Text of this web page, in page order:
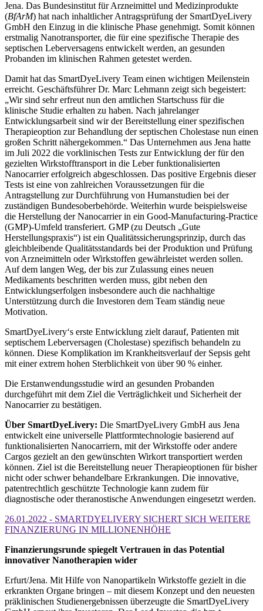
Jena. Das Bundesinstitut für Arzneimittel und Medizinprodukte
(BfArM) hat nach inhaltlicher Antragsprüfung der SmartDyeLivery
GmbH den Einzug in die klinische Phase genehmigt. Somit können
erstmalig Nanotransporter, die für eine spezifische Therapie des
septischen Leberversagens entwickelt werden, an gesunden
Probanden im klinischen Rahmen getestet werden.
Damit hat das SmartDyeLivery Team einen wichtigen Meilenstein
erreicht. Geschäftsführer Dr. Marc Lehmann zeigt sich begeistert:
„Wir sind sehr erfreut nun den amtlichen Startschuss für die
klinische Studie erhalten zu haben. Nach jahrelanger
Entwicklungsarbeit sind wir der Bereitstellung einer spezifischen
Therapieoption zur Behandlung der septischen Cholestase nun einen
großen Schritt nähergekommen.“ Das Unternehmen aus Jena hatte
im Juli 2022 die vorklinischen Tests zur Entwicklung der für den
gezielten Wirkstofftransport in die Leber funktionalisierten
Nanocarrier erfolgreich abgeschlossen. Das positive Ergebnis dieser
Tests ist eine von zahlreichen Voraussetzungen für die
Antragstellung zur Durchführung von Humanstudien bei der
zuständigen Bundesoberbehörde. Weiterhin wurde beispielsweise
die Herstellung der Nanocarrier in ein Good-Manufacturing-Practice
(GMP)-Umfeld transferiert. GMP (zu Deutsch „Gute
Herstellungspraxis“) ist ein Qualitätssicherungsprinzip, durch das
gleichbleibende Qualitätsstandards bei der Produktion und Prüfung
von Arzneimitteln oder Wirkstoffen gewährleistet werden sollen.
Auf dem langen Weg, der bis zur Zulassung eines neuen
Medikaments beschritten werden muss, gibt neben den
Entwicklungserfolgen insbesondere auch die nachhaltige
Unterstützung durch die Investoren dem Team ständig neue
Motivation.
SmartDyeLivery‘s erste Entwicklung zielt darauf, Patienten mit
septischem Leberversagen (Cholestase) spezifisch behandeln zu
können. Diese Komplikation im Krankheitsverlauf der Sepsis geht
mit einer extrem hohen Sterblichkeit von über 90 % einher.
Die Erstanwendungsstudie wird an gesunden Probanden
durchgeführt mit dem Ziel die Verträglichkeit und Sicherheit der
Nanocarrier zu bestätigen.
Über SmartDyeLivery: Die SmartDyeLivery GmbH aus Jena
entwickelt eine universelle Plattformtechnologie basierend auf
funktionalisierten Nanocarriern, mit der Wirkstoffe oder andere
Cargos gezielt an den gewünschten Wirkort transportiert werden
können. Ziel ist die Bereitstellung neuer Therapieoptionen für bisher
nicht oder schwer behandelbare Erkrankungen. Die innovative,
patentrechtlich geschützte Technologie kann zudem für
diagnostische oder theranostische Anwendungen eingesetzt werden.
26.01.2022 - SMARTDYELIVERY SICHERT SICH WEITERE
FINANZIERUNG IN MILLIONENHÖHE
Finanzierungsrunde spiegelt Vertrauen in das Potential
innovativer Nanotherapien wider
Erfurt/Jena. Mit Hilfe von Nanopartikeln Wirkstoffe gezielt in die
erkrankten Organe bringen – mit diesem Konzept und den neuesten
präklinischen Studienergebnissen überzeugte die SmartDyeLivery